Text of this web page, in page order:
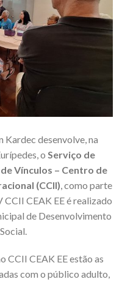
Kardec desenvolve, na
o Serviço de
Vínculos – Centro de
(CCII) , como parte
CCII CEAK EE é realizado
de Desenvolvimento
CCII CEAK EE estão as
com o público adulto,